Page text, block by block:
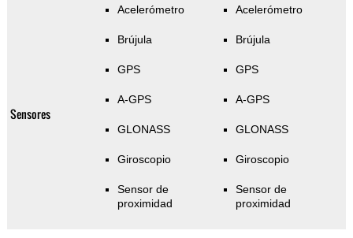
Sensores
Acelerómetro
Brújula
GPS
A-GPS
GLONASS
Giroscopio
Sensor de
proximidad
Acelerómetro
Brújula
GPS
A-GPS
GLONASS
Giroscopio
Sensor de
proximidad